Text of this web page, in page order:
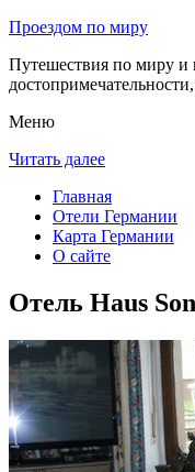
Проездом по миру
Путешествия по миру и
Меню
Читать далее
Главная
Отели Германии
Карта Германии
О сайте
Отель Haus